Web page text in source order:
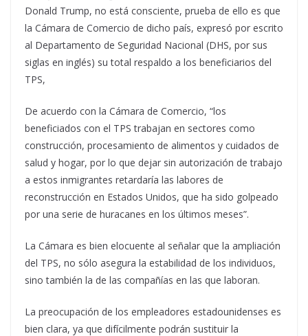
Donald Trump, no está consciente, prueba de ello es que
la Cámara de Comercio de dicho país, expresó por escrito
al Departamento de Seguridad Nacional (DHS, por sus
siglas en inglés) su total respaldo a los beneficiarios del
TPS,
De acuerdo con la Cámara de Comercio, “los
beneficiados con el TPS trabajan en sectores como
construcción, procesamiento de alimentos y cuidados de
salud y hogar, por lo que dejar sin autorización de trabajo
a estos inmigrantes retardaría las labores de
reconstrucción en Estados Unidos, que ha sido golpeado
por una serie de huracanes en los últimos meses”.
La Cámara es bien elocuente al señalar que la ampliación
del TPS, no sólo asegura la estabilidad de los individuos,
sino también la de las compañías en las que laboran.
La preocupación de los empleadores estadounidenses es
bien clara, ya que difícilmente podrán sustituir la